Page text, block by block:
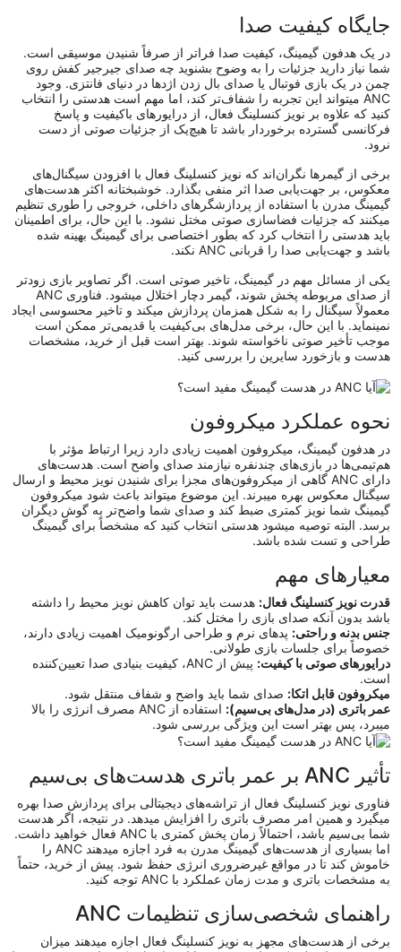
جایگاه کیفیت صدا
در یک هدفون گیمینگ، کیفیت صدا فراتر از صرفاً شنیدن موسیقی است.
شما نیاز دارید جزئیات را به‌ وضوح بشنوید چه صدای جیرجیر کفش روی
چمن در یک بازی فوتبال یا صدای بال‌ زدن اژدها در دنیای فانتزی. وجود
ANC میتواند این تجربه را شفاف‌تر کند، اما مهم است هدستی را انتخاب
کنید که علاوه بر نویز کنسلینگ فعال، از درایورهای باکیفیت و پاسخ
فرکانسی گسترده برخوردار باشد تا هیچ‌یک از جزئیات صوتی از دست
نرود.
برخی از گیمرها نگران‌اند که نویز کنسلینگ فعال با افزودن سیگنال‌های
معکوس، بر جهت‌یابی صدا اثر منفی بگذارد. خوشبختانه اکثر هدست‌های
گیمینگ مدرن با استفاده از پردازشگرهای داخلی، خروجی را طوری تنظیم
میکنند که جزئیات فضاسازی صوتی مختل نشود. با این حال، برای اطمینان
باید هدستی را انتخاب کرد که بطور اختصاصی برای گیمینگ بهینه شده
باشد و جهت‌یابی صدا را قربانی ANC نکند.
یکی از مسائل مهم در گیمینگ، تاخیر صوتی است. اگر تصاویر بازی زودتر
از صدای مربوطه پخش شوند، گیمر دچار اختلال میشود. فناوری ANC
معمولاً سیگنال را به شکل همزمان پردازش میکند و تاخیر محسوسی ایجاد
نمینماید. با این‌ حال، برخی مدل‌های بی‌کیفیت یا قدیمی‌تر ممکن است
موجب تأخیر صوتی ناخواسته شوند. بهتر است قبل از خرید، مشخصات
هدست و بازخورد سایرین را بررسی کنید.
نحوه عملکرد میکروفون
در هدفون گیمینگ، میکروفون اهمیت زیادی دارد زیرا ارتباط مؤثر با
هم‌تیمی‌ها در بازی‌های چندنفره نیازمند صدای واضح است. هدست‌های
دارای ANC گاهی از میکروفون‌های مجزا برای شنیدن نویز محیط و ارسال
سیگنال معکوس بهره میبرند. این موضوع میتواند باعث شود میکروفون
گیمینگ شما نویز کمتری ضبط کند و صدای شما واضح‌تر به گوش دیگران
برسد. البته توصیه میشود هدستی انتخاب کنید که مشخصاً برای گیمینگ
طراحی و تست شده باشد.
معیارهای مهم
قدرت نویز کنسلینگ فعال: هدست باید توان کاهش نویز محیط را داشته
باشد بدون آنکه صدای بازی را مختل کند.
جنس بدنه و راحتی: پدهای نرم و طراحی ارگونومیک اهمیت زیادی دارند،
خصوصاً برای جلسات بازی طولانی.
درایورهای صوتی با کیفیت:
پیش از ANC، کیفیت بنیادی صدا تعیین‌کننده
است.
میکروفون قابل اتکا: صدای شما باید واضح و شفاف منتقل شود.
عمر باتری (در مدل‌های بی‌سیم):
استفاده از ANC مصرف انرژی را بالا
میبرد، پس بهتر است این ویژگی بررسی شود.
تأثیر ANC بر عمر باتری هدست‌های بی‌سیم
فناوری نویز کنسلینگ فعال از تراشه‌های دیجیتالی برای پردازش صدا بهره
میگیرد و همین امر مصرف باتری را افزایش میدهد. در نتیجه، اگر هدست
شما بی‌سیم باشد، احتمالاً زمان پخش کمتری با ANC فعال خواهید داشت.
اما بسیاری از هدست‌های گیمینگ مدرن به فرد اجازه میدهند ANC را
خاموش کند تا در مواقع غیرضروری انرژی حفظ شود. پیش از خرید، حتماً
به مشخصات باتری و مدت زمان عملکرد با ANC توجه کنید.
راهنمای شخصی‌سازی تنظیمات ANC
برخی از هدست‌های مجهز به نویز کنسلینگ فعال اجازه میدهند میزان